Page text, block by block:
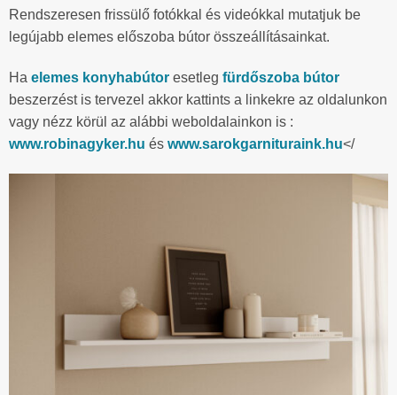
Rendszeresen frissülő fotókkal és videókkal mutatjuk be
legújabb elemes előszoba bútor összeállításainkat.
Ha elemes konyhabútor esetleg fürdőszoba bútor
beszerzést is tervezel akkor kattints a linkekre az oldalunkon
vagy nézz körül az alábbi weboldalainkon is :
www.robinagyker.hu és www.sarokgarnituraink.hu</